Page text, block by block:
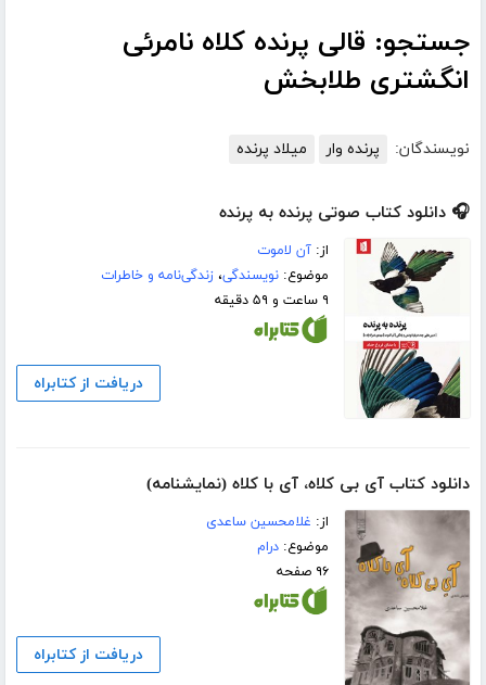
جستجو: قالی پرنده کلاه نامرئی
انگشتری طلابخش
نویسندگان: پرنده وار میلاد پرنده
🎧 دانلود کتاب صوتی پرنده به پرنده
از:آن لاموت
موضوع:نویسندگی،زندگی‌نامه و خاطرات
۹ ساعت و ۵۹ دقیقه
دریافت از کتابراه
دانلود کتاب آی بی کلاه، آی با کلاه (نمایشنامه)
از: غلامحسین ساعدی
موضوع:درام
۹۶ صفحه
دریافت از کتابراه